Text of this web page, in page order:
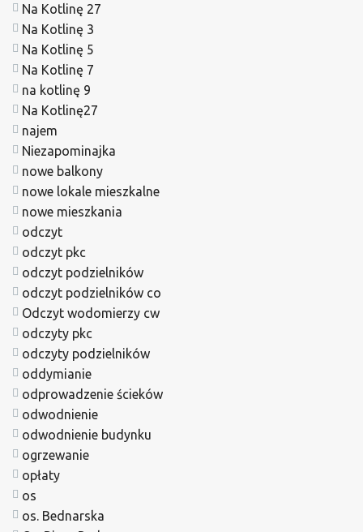
Na Kotlinę 27
Na Kotlinę 3
Na Kotlinę 5
Na Kotlinę 7
na kotlinę 9
Na Kotlinę27
najem
Niezapominajka
nowe balkony
nowe lokale mieszkalne
nowe mieszkania
odczyt
odczyt pkc
odczyt podzielników
odczyt podzielników co
Odczyt wodomierzy cw
odczyty pkc
odczyty podzielników
oddymianie
odprowadzenie ścieków
odwodnienie
odwodnienie budynku
ogrzewanie
opłaty
os
os. Bednarska